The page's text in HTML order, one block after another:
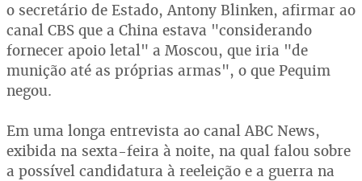
o secretário de Estado, Antony Blinken, afirmar ao
canal CBS que a China estava "considerando
fornecer apoio letal" a Moscou, que iria "de
munição até as próprias armas", o que Pequim
negou.
Em uma longa entrevista ao canal ABC News,
exibida na sexta-feira à noite, na qual falou sobre
a possível candidatura à reeleição e a guerra na